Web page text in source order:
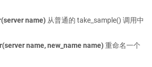
name) 从普通的 take_sample() 调用中
name, new_name name) 重命名一个